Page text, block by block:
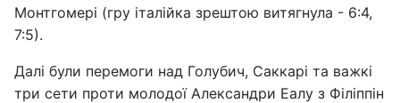
Монтгомері (гру італійка зрештою витягнула - 6:4,
7:5).
Далі були перемоги над Голубич, Саккарі та важкі
три сети проти молодої Александри Еалу з Філіппін